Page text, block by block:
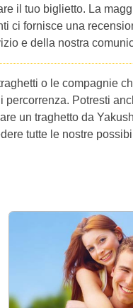
il tuo biglietto. La
ci fornisce una
e della nostra
o le compagnie
Potresti
un traghetto da
tutte le nostre